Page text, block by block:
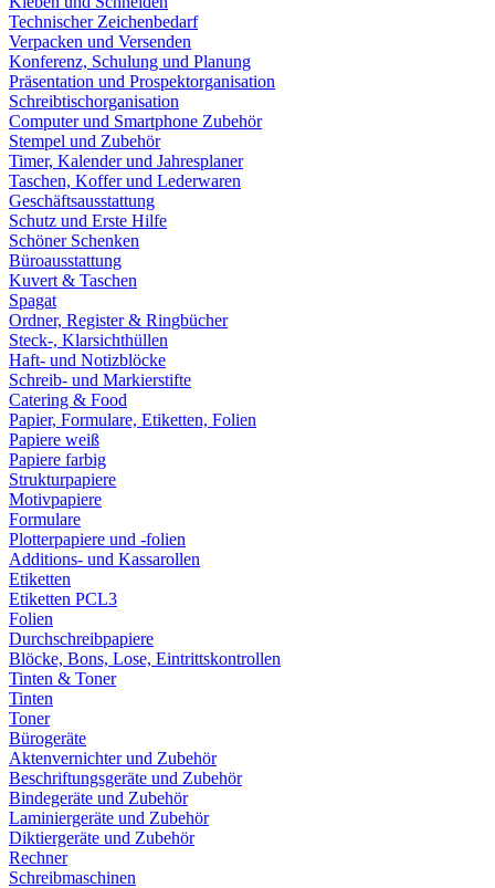
Technischer Zeichenbedarf
Verpacken und Versenden
Konferenz, Schulung und Planung
Präsentation und Prospektorganisation
Schreibtischorganisation
Computer und Smartphone Zubehör
Stempel und Zubehör
Timer, Kalender und Jahresplaner
Taschen, Koffer und Lederwaren
Geschäftsausstattung
Schutz und Erste Hilfe
Schöner Schenken
Büroausstattung
Kuvert & Taschen
Spagat
Ordner, Register & Ringbücher
Steck-, Klarsichthüllen
Haft- und Notizblöcke
Schreib- und Markierstifte
Catering & Food
Papier, Formulare, Etiketten, Folien
Papiere weiß
Papiere farbig
Strukturpapiere
Motivpapiere
Formulare
Plotterpapiere und -folien
Additions- und Kassarollen
Etiketten
Etiketten PCL3
Folien
Durchschreibpapiere
Blöcke, Bons, Lose, Eintrittskontrollen
Tinten & Toner
Tinten
Toner
Bürogeräte
Aktenvernichter und Zubehör
Beschriftungsgeräte und Zubehör
Bindegeräte und Zubehör
Laminiergeräte und Zubehör
Diktiergeräte und Zubehör
Rechner
Schreibmaschinen